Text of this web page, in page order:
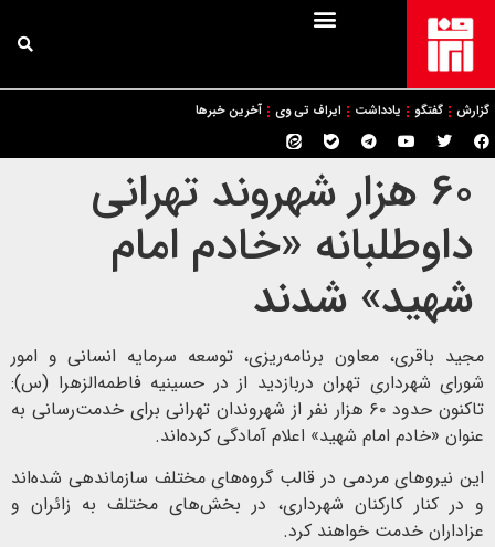
گزارش گفتگو یادداشت ایراف تی وی آخرین خبرها
۶۰ هزار شهروند تهرانی
داوطلبانه «خادم امام
شهید» شدند
مجید باقری، معاون برنامه‌ریزی، توسعه سرمایه انسانی و امور
شورای شهرداری تهران دربازدید از در حسینیه فاطمه‌الزهرا (س):
تاکنون حدود ۶۰ هزار نفر از شهروندان تهرانی برای خدمت‌رسانی به
عنوان «خادم امام شهید» اعلام آمادگی کرده‌اند.
این نیرو‌های مردمی در قالب گروه‌های مختلف سازماندهی شده‌اند
و در کنار کارکنان شهرداری، در بخش‌های مختلف به زائران و
عزاداران خدمت خواهند کرد.